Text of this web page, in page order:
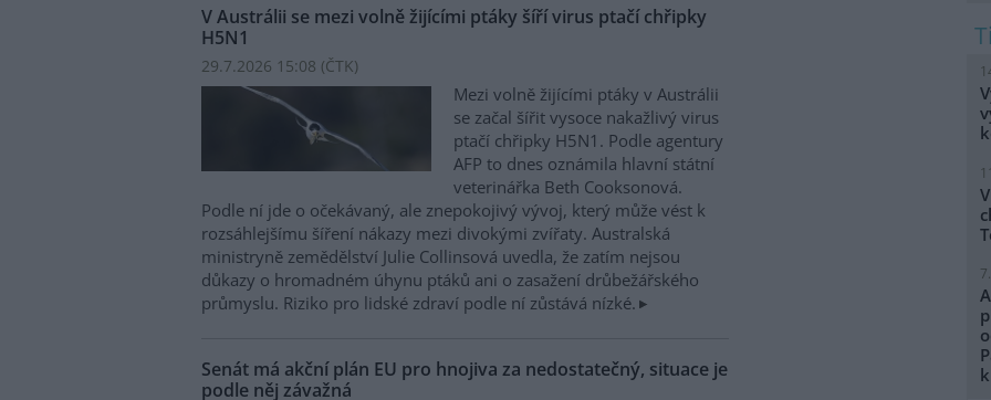
V Austrálii se mezi volně žijícími ptáky šíří virus ptačí chřipky
H5N1
29.7.2026 15:08 (ČTK)
Mezi volně žijícími ptáky v Austrálii
se začal šířit vysoce nakažlivý virus
ptačí chřipky H5N1. Podle agentury
AFP to dnes oznámila hlavní státní
veterinářka Beth Cooksonová.
Podle ní jde o očekávaný, ale znepokojivý vývoj, který může vést k
rozsáhlejšímu šíření nákazy mezi divokými zvířaty. Australská
ministryně zemědělství Julie Collinsová uvedla, že zatím nejsou
důkazy o hromadném úhynu ptáků ani o zasažení drůbežářského
průmyslu. Riziko pro lidské zdraví podle ní zůstává nízké.
Senát má akční plán EU pro hnojiva za nedostatečný, situace je
podle něj závažná